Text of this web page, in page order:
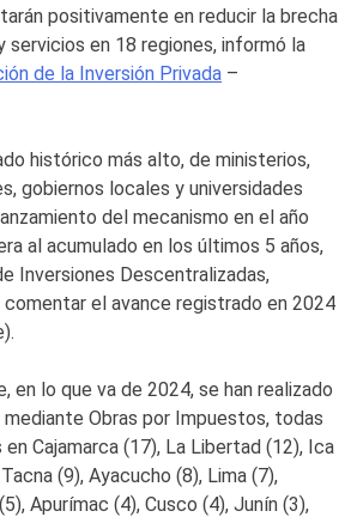
positivamente en reducir la brecha
en 18 regiones, informó la
de la Inversión Privada –
histórico más alto, de ministerios,
gobiernos locales y universidades
del mecanismo en el año
al acumulado en los últimos 5 años,
Inversiones Descentralizadas,
comentar el avance registrado en 2024
en lo que va de 2024, se han realizado
Obras por Impuestos, todas
Cajamarca (17), La Libertad (12), Ica
(9), Ayacucho (8), Lima (7),
Apurímac (4), Cusco (4), Junín (3),